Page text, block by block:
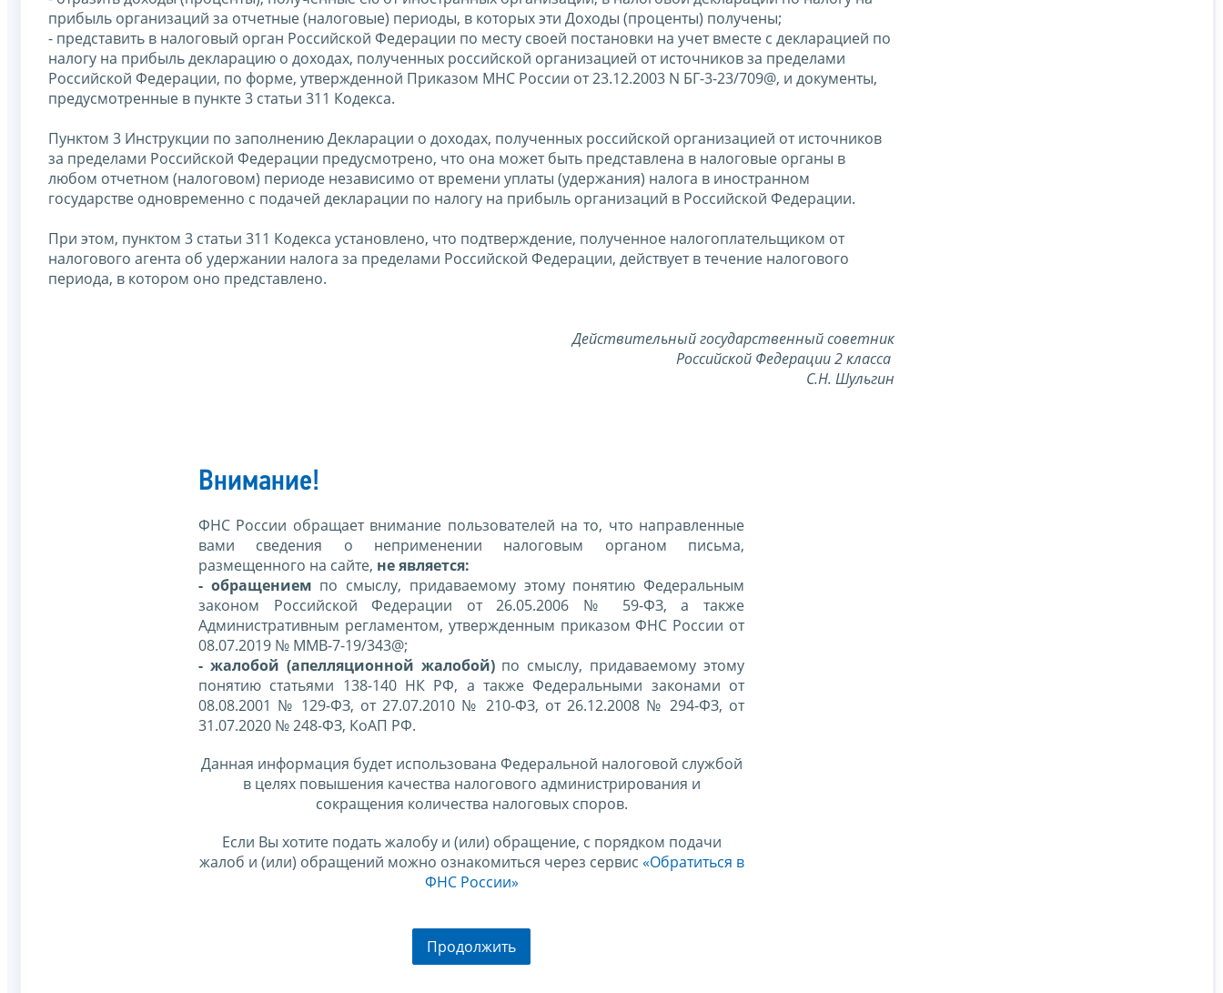
прибыль организаций за отчетные (налоговые) периоды, в которых эти Доходы (проценты) получены;
- представить в налоговый орган Российской Федерации по месту своей постановки на учет вместе с декларацией по
налогу на прибыль декларацию о доходах, полученных российской организацией от источников за пределами
Российской Федерации, по форме, утвержденной Приказом МНС России от 23.12.2003 N БГ-3-23/709@, и документы,
предусмотренные в пункте 3 статьи 311 Кодекса.
Пунктом 3 Инструкции по заполнению Декларации о доходах, полученных российской организацией от источников
за пределами Российской Федерации предусмотрено, что она может быть представлена в налоговые органы в
любом отчетном (налоговом) периоде независимо от времени уплаты (удержания) налога в иностранном
государстве одновременно с подачей декларации по налогу на прибыль организаций в Российской Федерации.
При этом, пунктом 3 статьи 311 Кодекса установлено, что подтверждение, полученное налогоплательщиком от
налогового агента об удержании налога за пределами Российской Федерации, действует в течение налогового
периода, в котором оно представлено.
Действительный государственный советник
Российской Федерации 2 класса
С.Н. Шульгин
Внимание!
ФНС России обращает внимание пользователей на то, что направленные
вами сведения о неприменении налоговым органом письма,
размещенного на сайте, не является:
- обращением по смыслу, придаваемому этому понятию Федеральным
законом Российской Федерации от 26.05.2006 № 59-ФЗ, а также
Административным регламентом, утвержденным приказом ФНС России от
08.07.2019 № ММВ-7-19/343@;
- жалобой (апелляционной жалобой)по смыслу, придаваемому этому
понятию статьями 138-140 НК РФ, а также Федеральными законами от
08.08.2001 № 129-ФЗ, от 27.07.2010 № 210-ФЗ, от 26.12.2008 № 294-ФЗ, от
31.07.2020 № 248-ФЗ, КоАП РФ.
Данная информация будет использована Федеральной налоговой службой
в целях повышения качества налогового администрирования и
сокращения количества налоговых споров.
Если Вы хотите подать жалобу и (или) обращение, с порядком подачи
жалоб и (или) обращений можно ознакомиться через сервис «Обратиться в
ФНС России»
Продолжить